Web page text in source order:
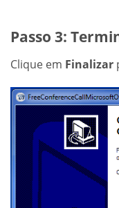
Passo 3:
Clique em Finalizar